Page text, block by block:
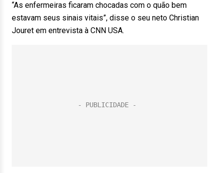
“As enfermeiras ficaram chocadas com o quão bem
estavam seus sinais vitais”, disse o seu neto Christian
Jouret em entrevista à CNN USA.